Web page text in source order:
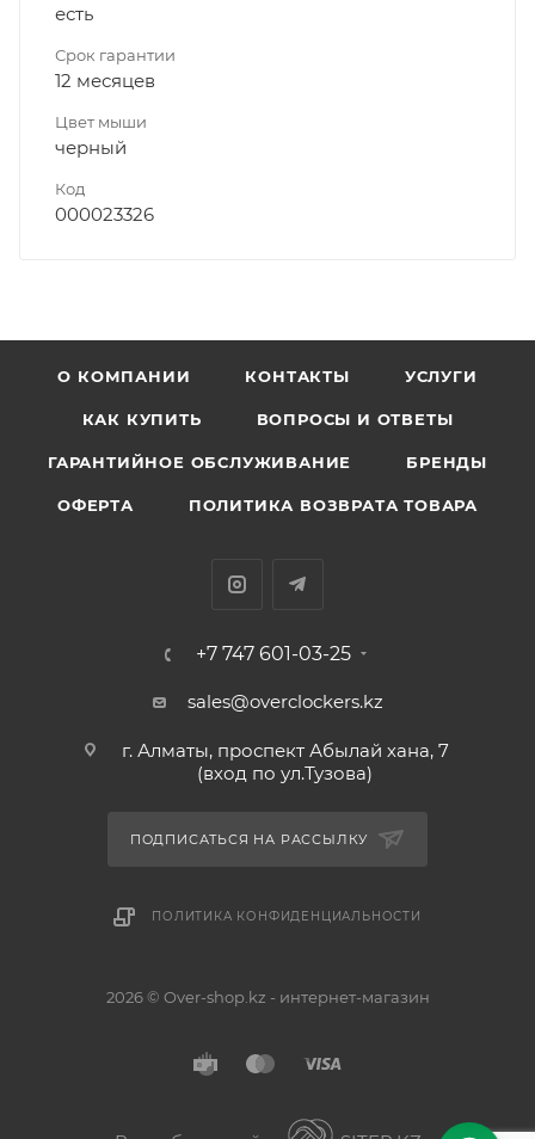
есть
Срок гарантии
12 месяцев
Цвет мыши
черный
Код
000023326
О КОМПАНИИ КОНТАКТЫ УСЛУГИ
КАК КУПИТЬ ВОПРОСЫ И ОТВЕТЫ
ГАРАНТИЙНОЕ ОБСЛУЖИВАНИЕ БРЕНДЫ
ОФЕРТА ПОЛИТИКА ВОЗВРАТА ТОВАРА
+7 747 601-03-25
sales@overclockers.kz
г. Алматы, проспект Абылай хана, 7
(вход по ул.Тузова)
ПОДПИСАТЬСЯ НА РАССЫЛКУ
ПОЛИТИКА КОНФИДЕНЦИАЛЬНОСТИ
2026 © Over-shop.kz - интернет-магазин